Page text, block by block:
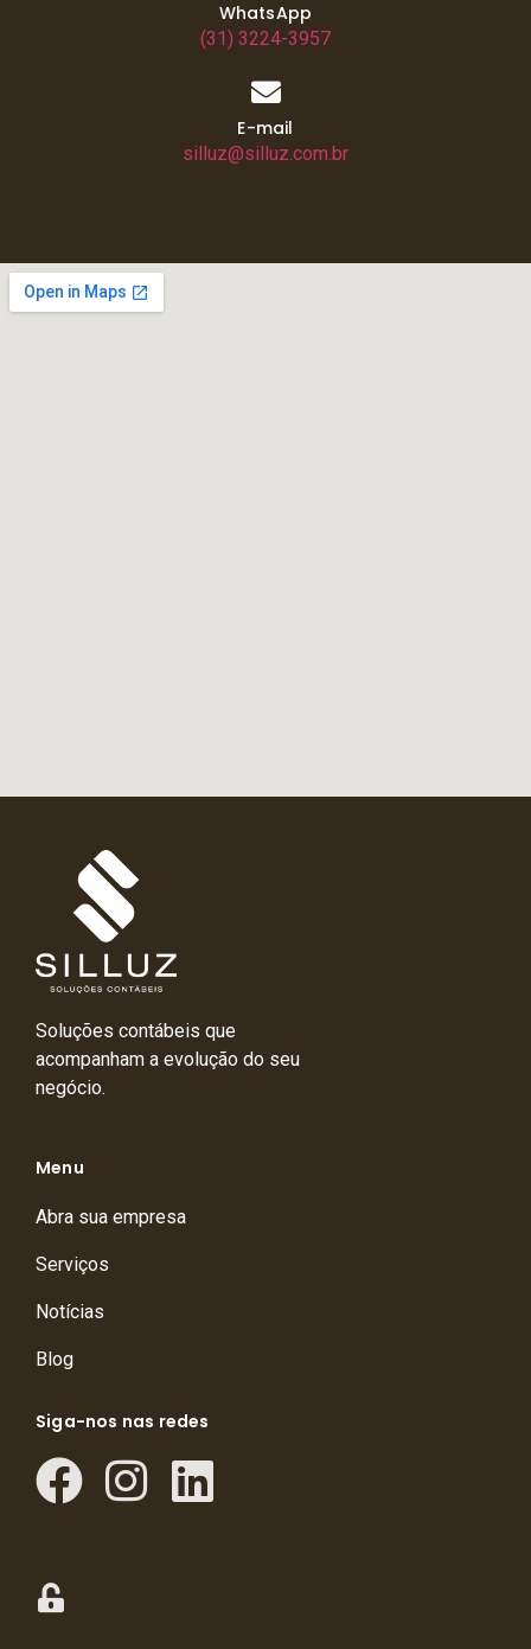
WhatsApp
(31) 3224-3957
E-mail
silluz@silluz.com.br
Soluções contábeis que
acompanham a evolução do seu
negócio.
Menu
Abra sua empresa
Serviços
Notícias
Blog
Siga-nos nas redes